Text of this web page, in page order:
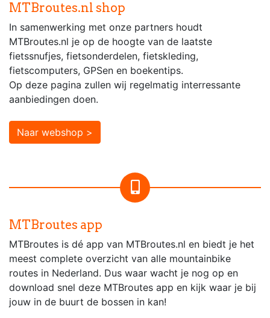
MTBroutes.nl shop
In samenwerking met onze partners houdt
MTBroutes.nl je op de hoogte van de laatste
fietssnufjes, fietsonderdelen, fietskleding,
fietscomputers, GPSen en boekentips.
Op deze pagina zullen wij regelmatig interressante
aanbiedingen doen.
Naar webshop >
MTBroutes app
MTBroutes is dé app van MTBroutes.nl en biedt je het
meest complete overzicht van alle mountainbike
routes in Nederland. Dus waar wacht je nog op en
download snel deze MTBroutes app en kijk waar je bij
jouw in de buurt de bossen in kan!